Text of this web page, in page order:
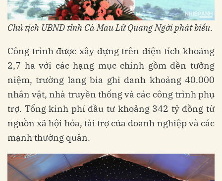
Chủ tịch UBND tỉnh Cà Mau Lữ Quang Ngời phát biểu.
Công trình được xây dựng trên diện tích khoảng
2,7 ha với các hạng mục chính gồm đền tưởng
niệm, trường lang bia ghi danh khoảng 40.000
nhân vật, nhà truyền thống và các công trình phụ
trợ. Tổng kinh phí đầu tư khoảng 342 tỷ đồng từ
nguồn xã hội hóa, tài trợ của doanh nghiệp và các
mạnh thường quân.